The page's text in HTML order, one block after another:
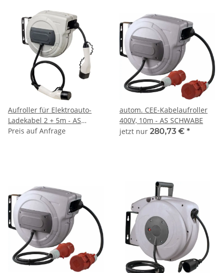
Aufroller für Elektroauto-
Ladekabel 2 + 5m - AS
SCHWABE
Preis auf Anfrage
autom. CEE-Kabelaufroller
400V, 10m - AS SCHWABE
jetzt nur 280,73 € *